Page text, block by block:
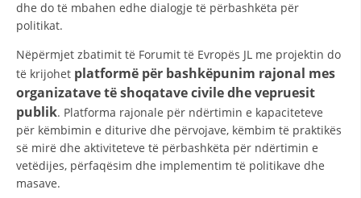
dhe do të mbahen edhe dialogje të përbashkëta për
politikat.
Nëpërmjet zbatimit të Forumit të Evropës JL me projektin do
të krijohet platformë për bashkëpunim rajonal mes
organizatave të shoqatave civile dhe vepruesit
publik. Platforma rajonale për ndërtimin e kapaciteteve
për këmbimin e diturive dhe përvojave, këmbim të praktikës
së mirë dhe aktiviteteve të përbashkëta për ndërtimin e
vetëdijes, përfaqësim dhe implementim të politikave dhe
masave.